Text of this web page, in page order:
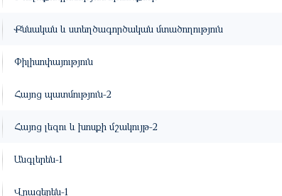
Քննական և ստեղծագործական մտածողություն
Փիլիսոփայություն
Հայոց պատմություն-2
Հայոց լեզու և խոսքի մշակույթ-2
Անգլերեն-1
Վրացերեն-1